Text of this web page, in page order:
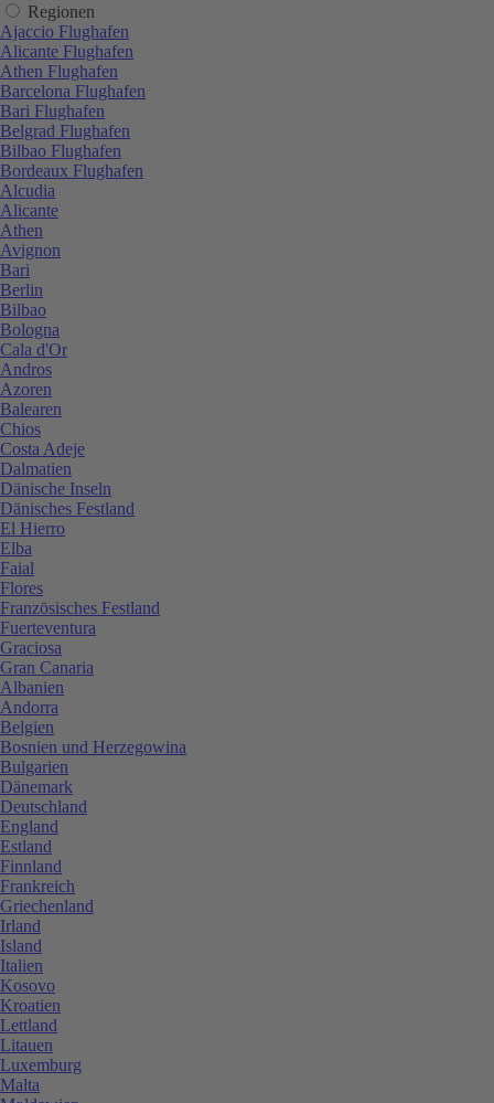
Regionen
Ajaccio Flughafen
Alicante Flughafen
Athen Flughafen
Barcelona Flughafen
Bari Flughafen
Belgrad Flughafen
Bilbao Flughafen
Bordeaux Flughafen
Alcudia
Alicante
Athen
Avignon
Bari
Berlin
Bilbao
Bologna
Cala d'Or
Andros
Azoren
Balearen
Chios
Costa Adeje
Dalmatien
Dänische Inseln
Dänisches Festland
El Hierro
Elba
Faial
Flores
Französisches Festland
Fuerteventura
Graciosa
Gran Canaria
Albanien
Andorra
Belgien
Bosnien und Herzegowina
Bulgarien
Dänemark
Deutschland
England
Estland
Finnland
Frankreich
Griechenland
Irland
Island
Italien
Kosovo
Kroatien
Lettland
Litauen
Luxemburg
Malta